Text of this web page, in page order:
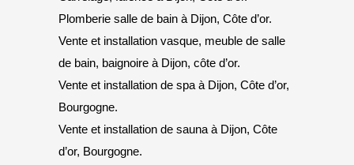
Plomberie salle de bain à Dijon, Côte d’or.
Vente et installation vasque, meuble de salle
de bain, baignoire à Dijon, côte d’or.
Vente et installation de spa à Dijon, Côte d’or,
Bourgogne.
Vente et installation de sauna à Dijon, Côte
d’or, Bourgogne.